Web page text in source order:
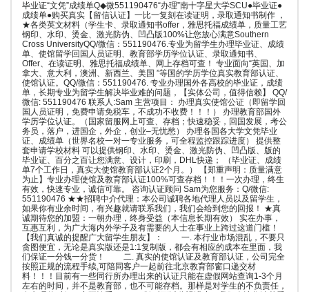
毕业证“文凭”成绩单Q◆微551190476“办理”南十字星大学SCU●毕业证●
成绩单●购买真实【留信认证】一比一复刻在读证明，录取通知书制作 ，
★各类英文材料（学生卡、录取通知书offer，雅思托福成绩单，质量工艺
钢印、水印、烫金、激光防伪、凹凸版100%让您放心满意Southern
Cross UniversityQQ/微信：551190476.专业为留学生办理毕业证、成绩
单、使馆留学回国人员证明、教育部学历学位认证、录取通知书、
Offer、在读证明、雅思托福成绩单、网上存档可查！ 专业面向“英国、加
拿大、意大利，澳洲、新西兰、美国 ”等国的学历学位真实教育部认证、
使馆认证。QQ/微信：551190476. 专业办理国外各高校的毕业证，成绩
单，长期专业为留学生解决毕业难的问题，【实体公司，值得信赖】 QQ/
微信: 551190476 联系人:Sam 主营项目： 办理真实使馆公证（即留学回
国人员证明，免费申请免税车，不成功不收费！！！） 办理教育部国外
学历学位认证。（国家留服网上可查、存档；快速稳妥，回国发展，考公
务员，落户，进国企，外企，创业–无忧愁） 办理各国各大学文凭毕业
证、成绩单（世界名校一对一专业服务，可全程监控跟踪进度） 提供整
套申请学校材料 可以提供钢印、水印、烫金、激光防伪、凹凸版、版的
毕业证、百分之百让您满意、设计，印刷，DHL快递； （毕业证、成绩
单7个工作日，真实大使馆教育部认证2个月。） 【郑重声明：质量满意
为止】专业办理使馆及教育部认证100%可查存档！！！一次办理，终生
有效，快速专业，诚信可靠。 咨询认证顾问 Sam为您服务：Q/微信:
551190476 ★★招聘中介代理：本公司诚聘各地代理人员以及留学生，
如果你有业余时间，有兴趣就请联系我们，我们会给到您的回报！ ★真
诚期待您的加盟：一朝办理，终身受益（本信息长期有效） 实在办事，
互惠互利，为广大海内外学子及有需要的人士在事业上跨过这道门槛！
【我们真诚的提醒广大留学生朋友】： 一. 本行业市场混乱，不要只
贪图便宜，无论是真实版还是1:1复制版，都会有相应的成本在里面，我
们保证一分钱一分货！ 二. 真实的使馆认证及教育部认证，公司完全
按照正规的流程手续,可陪同客户一起前往北京教育部窗口递交材
料！！！目前有一些同行所办理出来的认证只能在虚假网站查询1-3个月
左右的时间，并不是教育部，也不可能存档。那样是对学生的不负责任，